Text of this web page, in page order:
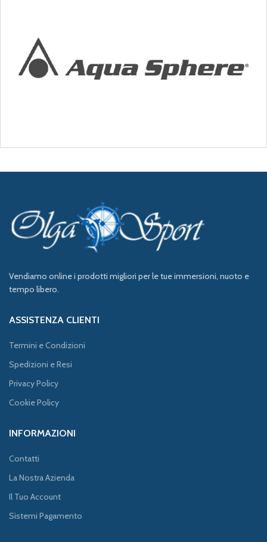
Vendiamo online i prodotti migliori per le tue immersioni, nuoto e
tempo libero.
ASSISTENZA CLIENTI
Termini e Condizioni
Spedizioni e Resi
Privacy Policy
Cookie Policy
INFORMAZIONI
Contatti
La Nostra Azienda
Il Tuo Account
Sistemi Pagamento